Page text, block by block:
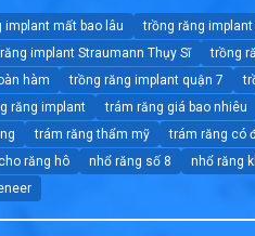
implant mất bao lâu trồng răng
implant Straumann Thụy Sĩ trồng
hàm trồng răng implant quận 7
răng implant trám răng giá bao nhiêu
trám răng thẩm mỹ trám răng có
răng hô nhổ răng số 8 nhổ răng